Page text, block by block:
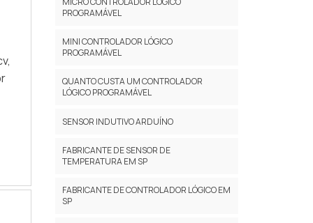
PROGRAMÁVEL
MINI CONTROLADOR LÓGICO
PROGRAMÁVEL
QUANTO CUSTA UM CONTROLADOR
LÓGICO PROGRAMÁVEL
SENSOR INDUTIVO ARDUÍNO
FABRICANTE DE SENSOR DE
TEMPERATURA EM SP
FABRICANTE DE CONTROLADOR LÓGICO EM
SP